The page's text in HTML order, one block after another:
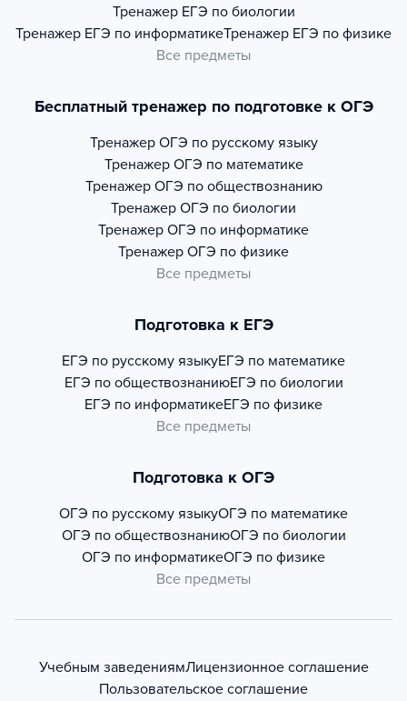
Тренажер ЕГЭ по биологии
Тренажер ЕГЭ по информатикеТренажер ЕГЭ по физике
Все предметы
Бесплатный тренажер по подготовке к ОГЭ
Тренажер ОГЭ по русскому языку
Тренажер ОГЭ по математике
Тренажер ОГЭ по обществознанию
Тренажер ОГЭ по биологии
Тренажер ОГЭ по информатике
Тренажер ОГЭ по физике
Все предметы
Подготовка к ЕГЭ
ЕГЭ по русскому языкуЕГЭ по математике
ЕГЭ по обществознаниюЕГЭ по биологии
ЕГЭ по информатикеЕГЭ по физике
Все предметы
Подготовка к ОГЭ
ОГЭ по русскому языкуОГЭ по математике
ОГЭ по обществознаниюОГЭ по биологии
ОГЭ по информатикеОГЭ по физике
Все предметы
Учебным заведениямЛицензионное соглашение
Пользовательское соглашение